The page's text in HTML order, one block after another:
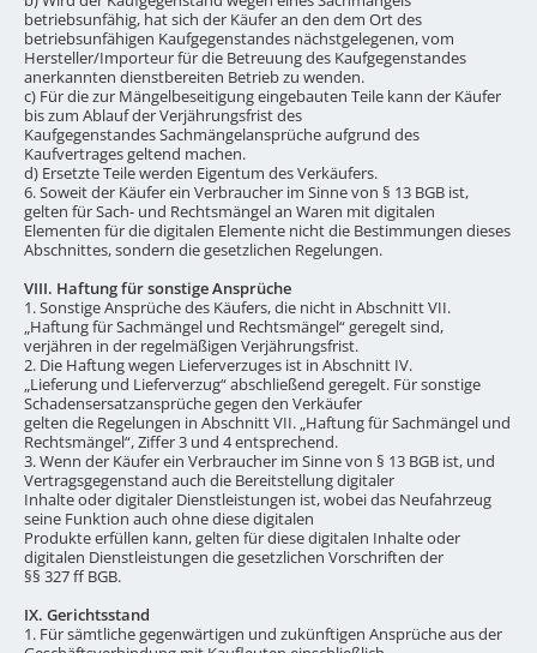
betriebsunfähig, hat sich der Käufer an den dem Ort des
betriebsunfähigen Kaufgegenstandes nächstgelegenen, vom
Hersteller/Importeur für die Betreuung des Kaufgegenstandes
anerkannten dienstbereiten Betrieb zu wenden.
c) Für die zur Mängelbeseitigung eingebauten Teile kann der Käufer
bis zum Ablauf der Verjährungsfrist des
Kaufgegenstandes Sachmängelansprüche aufgrund des
Kaufvertrages geltend machen.
d) Ersetzte Teile werden Eigentum des Verkäufers.
6. Soweit der Käufer ein Verbraucher im Sinne von § 13 BGB ist,
gelten für Sach- und Rechtsmängel an Waren mit digitalen
Elementen für die digitalen Elemente nicht die Bestimmungen dieses
Abschnittes, sondern die gesetzlichen Regelungen.
VIII. Haftung für sonstige Ansprüche
1. Sonstige Ansprüche des Käufers, die nicht in Abschnitt VII.
„Haftung für Sachmängel und Rechtsmängel“ geregelt sind,
verjähren in der regelmäßigen Verjährungsfrist.
2. Die Haftung wegen Lieferverzuges ist in Abschnitt IV.
„Lieferung und Lieferverzug“ abschließend geregelt. Für sonstige
Schadensersatzansprüche gegen den Verkäufer
gelten die Regelungen in Abschnitt VII. „Haftung für Sachmängel und
Rechtsmängel“, Ziffer 3 und 4 entsprechend.
3. Wenn der Käufer ein Verbraucher im Sinne von § 13 BGB ist, und
Vertragsgegenstand auch die Bereitstellung digitaler
Inhalte oder digitaler Dienstleistungen ist, wobei das Neufahrzeug
seine Funktion auch ohne diese digitalen
Produkte erfüllen kann, gelten für diese digitalen Inhalte oder
digitalen Dienstleistungen die gesetzlichen Vorschriften der
§§ 327 ff BGB.
IX. Gerichtsstand
1. Für sämtliche gegenwärtigen und zukünftigen Ansprüche aus der